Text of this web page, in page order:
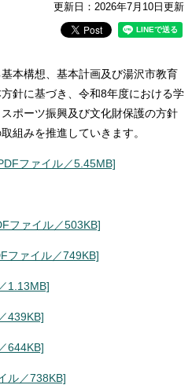
更新日：2026年7月10日更新
本構想、基本計画及び湯沢市教育
針に基づき、令和8年度における学
ポーツ振興及び文化財保護の方針
組みを推進していきます。
ファイル／5.45MB]
ファイル／503KB]
ファイル／749KB]
1.13MB]
439KB]
644KB]
ル／738KB]